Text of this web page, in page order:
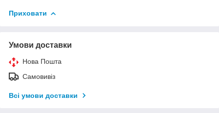
Приховати
Умови доставки
Нова Пошта
Самовивіз
Всі умови доставки